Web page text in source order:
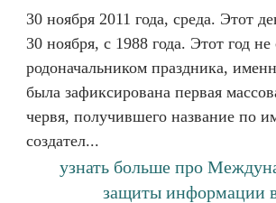
30 ноября 2011 года, среда. Этот
30 ноября, с 1988 года. Этот год не
родоначальником праздника,
была зафиксирована первая
червя, получившего название по
создател...
узнать больше про
защиты информации